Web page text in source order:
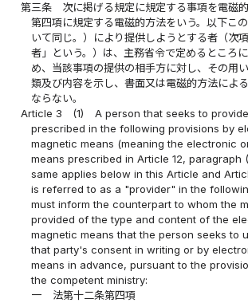
第三条
次に掲げる規定に規定する事項を電磁
第四項に規定する電磁的方法をいう。以下こ
いて同じ。）により提供しようとする者（次
者」という。）は、主務省令で定めるところ
め、当該事項の提供の相手方に対し、その用
類及び内容を示し、書面又は電磁的方法によ
ならない。
Article 3
(1)
A person that seeks to
prescribed in the following provisions by
magnetic means (meaning the electronic
means prescribed in Article 12, paragraph
same applies below in this Article and
is referred to as a "provider" in the
must inform the counterpart to whom the
provided of the type and content of the
magnetic means that the person seeks to
that party's consent in writing or by
means in advance, pursuant to the
the competent ministry:
一
法第十二条第四項